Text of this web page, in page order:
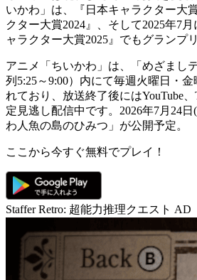
いかわ」は、『日本キャラクター大
クター大賞2024』、そして2025年7
ャラクター大賞2025』でもグランプ
アニメ「ちいかわ」は、「めざまし
列5:25～9:00）内にて毎週火曜日・金
れており、放送終了後にはYouTube
定見逃し配信中です。2026年7月24
わ人魚の島のひみつ」が公開予定。
ここから今すぐ無料でプレイ！
Staffer Retro: 超能力推理クエスト AD